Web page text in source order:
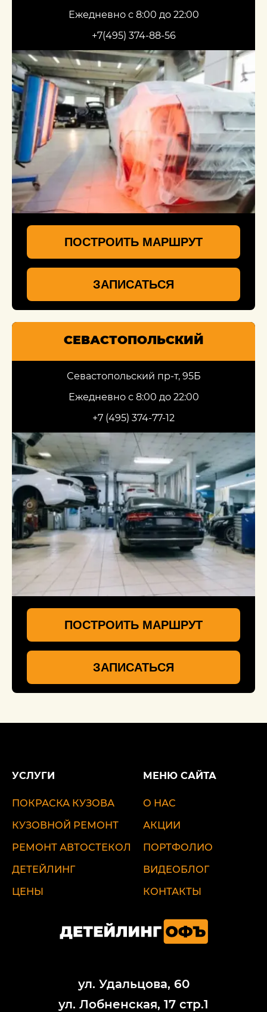
Ежедневно с 8:00 до 22:00
+7(495) 374-88-56
ПОСТРОИТЬ МАРШРУТ
ЗАПИСАТЬСЯ
СЕВАСТОПОЛЬСКИЙ
Севастопольский пр-т, 95Б
Ежедневно с 8:00 до 22:00
+7 (495) 374-77-12
ПОСТРОИТЬ МАРШРУТ
ЗАПИСАТЬСЯ
УСЛУГИ
ПОКРАСКА КУЗОВА
КУЗОВНОЙ РЕМОНТ
РЕМОНТ АВТОСТЕКОЛ
ДЕТЕЙЛИНГ
ЦЕНЫ
МЕНЮ САЙТА
О НАС
АКЦИИ
ПОРТФОЛИО
ВИДЕОБЛОГ
КОНТАКТЫ
ул. Удальцова, 60
ул. Лобненская, 17 стр.1